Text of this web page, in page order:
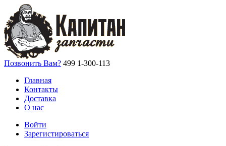
Позвонить Вам? 499 1-300-113
Главная
Контакты
Доставка
О нас
Войти
Зарегистироваться